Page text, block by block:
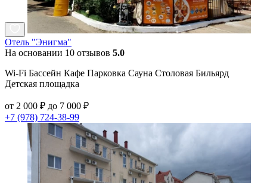
Отель "Энигма"
На основании 10 отзывов 5.0
Wi-Fi Бассейн Кафе Парковка Сауна Столовая Бильярд
Детская площадка
от 2 000 ₽ до 7 000 ₽
+7 (978) 724-38-99